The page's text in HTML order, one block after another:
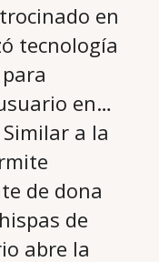
en
tecnología
en…
a la
de dona
de
abre la